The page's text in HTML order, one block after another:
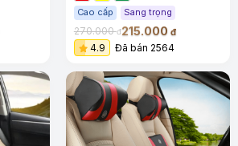
Cao cấp Sang trọng
270.000đ215.000 đ
4.9 Đã bán 2564